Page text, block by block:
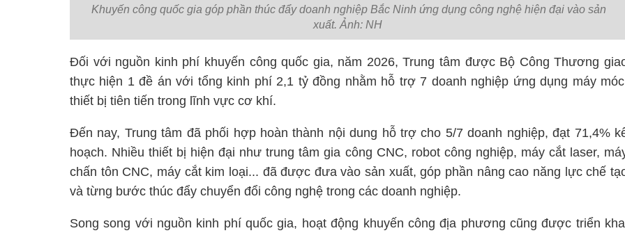
Khuyến công quốc gia góp phần thúc đẩy doanh nghiệp Bắc Ninh ứng dụng công nghệ hiện đại vào sản
xuất. Ảnh: NH
Đối với nguồn kinh phí khuyến công quốc gia, năm 2026, Trung tâm được Bộ Công Thương
thực hiện 1 đề án với tổng kinh phí 2,1 tỷ đồng nhằm hỗ trợ 7 doanh nghiệp ứng dụng máy
thiết bị tiên tiến trong lĩnh vực cơ khí.
Đến nay, Trung tâm đã phối hợp hoàn thành nội dung hỗ trợ cho 5/7 doanh nghiệp, đạt 71,4%
hoạch. Nhiều thiết bị hiện đại như trung tâm gia công CNC, robot công nghiệp, máy cắt laser,
chấn tôn CNC, máy cắt kim loại... đã được đưa vào sản xuất, góp phần nâng cao năng lực chế
và từng bước thúc đẩy chuyển đổi công nghệ trong các doanh nghiệp.
Song song với nguồn kinh phí quốc gia, hoạt động khuyến công địa phương cũng được triển